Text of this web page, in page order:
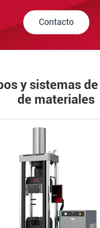
Contacto
y sistemas
de materiales